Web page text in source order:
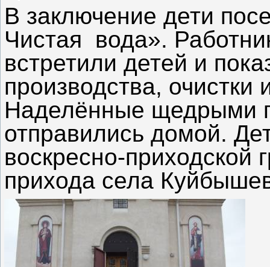
В заключение дети
Чистая вода».
встретили детей и
производства,
Наделённые щедрыми
отправились домой.
воскресно-приходской
прихода села